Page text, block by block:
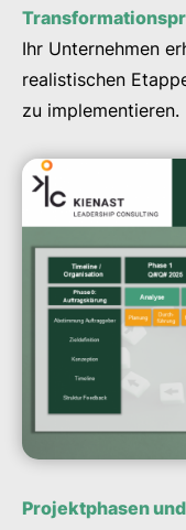
Ihr Unternehmen
realistischen
zu implementieren.
Projektphasen